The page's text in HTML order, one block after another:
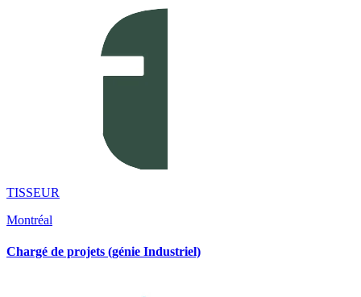
TISSEUR
Montréal
Chargé de projets (génie Industriel)